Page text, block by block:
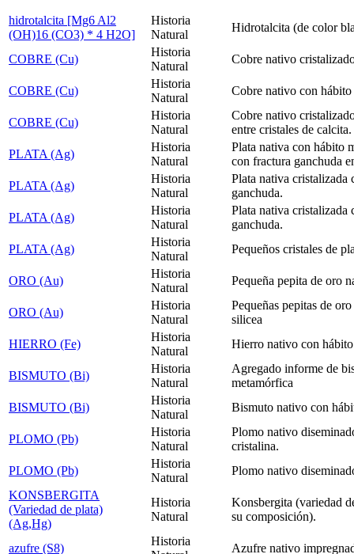
hidrotalcita [Mg6 Al2
(OH)16 (CO3) * 4 H2O]
Historia
Natural
Hidrotalcita (de color
COBRE (Cu)
Historia
Natural
Cobre nativo
COBRE (Cu)
Historia
Natural
Cobre nativo con
COBRE (Cu)
Historia
Natural
Cobre nativo
entre cristales de
PLATA (Ag)
Historia
Natural
Plata nativa con hábito
con fractura ganchuda
PLATA (Ag)
Historia
Natural
Plata nativa
ganchuda.
PLATA (Ag)
Historia
Natural
Plata nativa
ganchuda.
PLATA (Ag)
Historia
Natural
Pequeños cristales de
ORO (Au)
Historia
Natural
Pequeña pepita de oro
ORO (Au)
Historia
Natural
Pequeñas pepitas de
silicea
HIERRO (Fe)
Historia
Natural
Hierro nativo con
BISMUTO (Bi)
Historia
Natural
Agregado informe de
metamórfica
BISMUTO (Bi)
Historia
Natural
Bismuto nativo con
PLOMO (Pb)
Historia
Natural
Plomo nativo
cristalina.
PLOMO (Pb)
Historia
Natural
Plomo nativo
KONSBERGITA
(Variedad de plata)
(Ag,Hg)
Historia
Natural
Konsbergita (variedad
su composición).
azufre (S8)
Historia
Azufre nativo